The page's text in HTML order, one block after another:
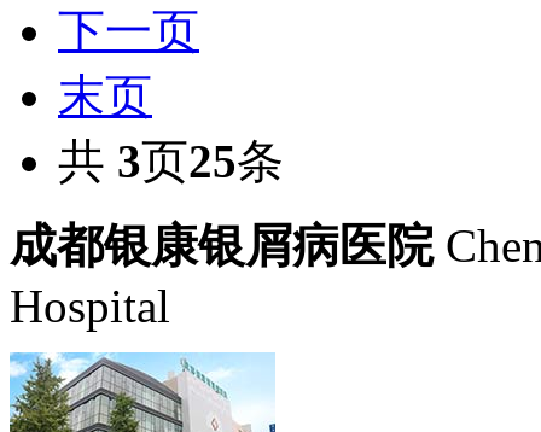
下一页
末页
共 3页25条
成都银康银屑病医院
Hospital